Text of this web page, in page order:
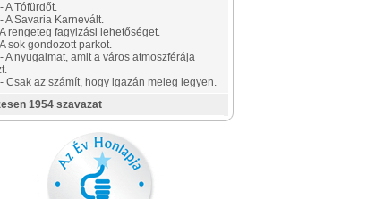
- A Tófürdőt.
- A Savaria Karnevált.
rengeteg fagyizási lehetőséget.
sok gondozott parkot.
- A nyugalmat, amit a város atmoszférája
- Csak az számít, hogy igazán meleg legyen.
1954 szavazat